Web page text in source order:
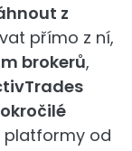
z
přímo z ní,
brokerů,
od